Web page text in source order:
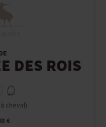
DES ROIS
cheval)
€